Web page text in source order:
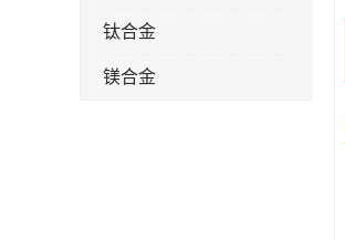
钛合金
镁合金